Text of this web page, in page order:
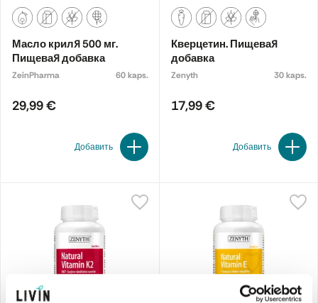
Масло криля 500 мг.
Пищевая добавка
ZeinPharma 60 kaps.
29,99 €
Добавить
Кверцетин. Пищевая
добавка
Zenyth 30 kaps.
17,99 €
Добавить